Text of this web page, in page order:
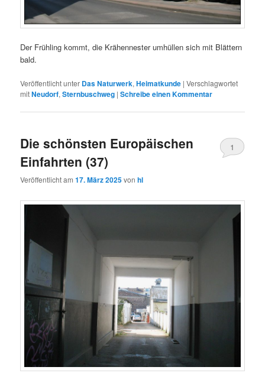
Der Frühling kommt, die Krähennester umhüllen sich mit Blättern
bald.
Veröffentlicht unter Das Naturwerk,Heimatkunde |Verschlagwortet
mitNeudorf,Sternbuschweg |Schreibe einen Kommentar
Die schönsten Europäischen
Einfahrten (37)
Veröffentlicht am17. März 2025vonhl
1